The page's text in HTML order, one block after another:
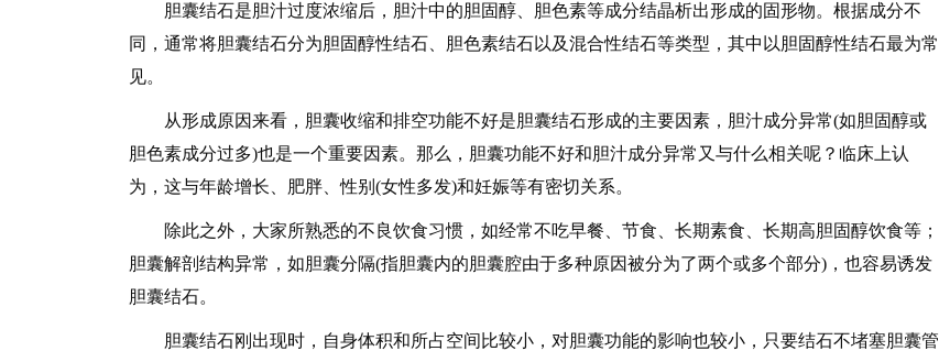
胆囊结石是胆汁过度浓缩后，胆汁中的胆固醇、胆色素等成分结晶析出形成的固形物。根据成分不
同，通常将胆囊结石分为胆固醇性结石、胆色素结石以及混合性结石等类型，其中以胆固醇性结石最为常
见。
从形成原因来看，胆囊收缩和排空功能不好是胆囊结石形成的主要因素，胆汁成分异常(如胆固醇或
胆色素成分过多)也是一个重要因素。那么，胆囊功能不好和胆汁成分异常又与什么相关呢？临床上认
为，这与年龄增长、肥胖、性别(女性多发)和妊娠等有密切关系。
除此之外，大家所熟悉的不良饮食习惯，如经常不吃早餐、节食、长期素食、长期高胆固醇饮食等；
胆囊解剖结构异常，如胆囊分隔(指胆囊内的胆囊腔由于多种原因被分为了两个或多个部分)，也容易诱发
胆囊结石。
胆囊结石刚出现时，自身体积和所占空间比较小，对胆囊功能的影响也较小，只要结石不堵塞胆囊管